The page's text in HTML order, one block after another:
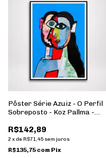
Pôster Série Azuiz - O Perfil
Sobreposto - Koz Pallma -
Sem Moldura
R$142,89
2 x de R$71,45 sem juros
R$135,75 com Pix